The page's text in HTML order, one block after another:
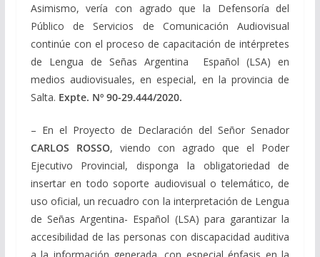
Asimismo, vería con agrado que la Defensoría del
Público de Servicios de Comunicación Audiovisual
continúe con el proceso de capacitación de intérpretes
de Lengua de Señas Argentina ­ Español (LSA) en
medios audiovisuales, en especial, en la provincia de
Salta. Expte. Nº 90-29.444/2020.
– En el Proyecto de Declaración del Señor Senador
CARLOS ROSSO, viendo con agrado que el Poder
Ejecutivo Provincial, disponga la obligatoriedad de
insertar en todo soporte audiovisual o telemático, de
uso oficial, un recuadro con la interpretación de Lengua
de Señas Argentina- Español (LSA) para garantizar la
accesibilidad de las personas con discapacidad auditiva